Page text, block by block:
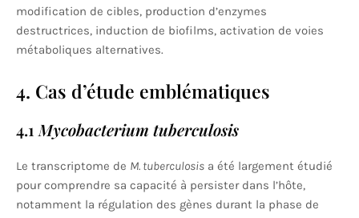
modification de cibles, production d’enzymes
destructrices, induction de biofilms, activation de voies
métaboliques alternatives.
4. Cas d’étude emblématiques
4.1 Mycobacterium tuberculosis
Le transcriptome de M. tuberculosis a été largement étudié
pour comprendre sa capacité à persister dans l’hôte,
notamment la régulation des gènes durant la phase de